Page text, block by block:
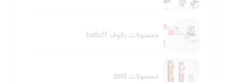
محصولات بالوف balluff
محصولات dold